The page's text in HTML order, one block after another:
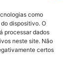
como
dispositivo. O
processar dados
neste site. Não
certos